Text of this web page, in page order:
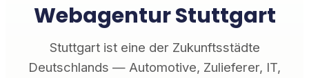
Webagentur Stuttgart
Stuttgart ist eine der Zukunftsstädte
Deutschlands — Automotive, Zulieferer, IT,